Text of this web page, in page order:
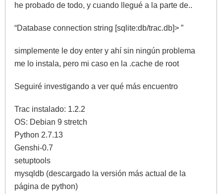
he probado de todo, y cuando llegué a la parte de..
“Database connection string [sqlite:db/trac.db]> ”
simplemente le doy enter y ahí sin ningún problema
me lo instala, pero mi caso en la .cache de root
Seguiré investigando a ver qué más encuentro
Trac instalado: 1.2.2
OS: Debian 9 stretch
Python 2.7.13
Genshi-0.7
setuptools
mysqldb (descargado la versión más actual de la
página de python)